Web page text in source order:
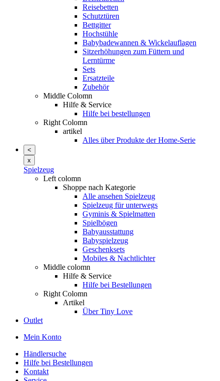
Reisebetten
Schutztüren
Bettgitter
Hochstühle
Babybadewannen & Wickelauflagen
Sitzerhöhungen zum Füttern und
Lerntürme
Sets
Ersatzteile
Zubehör
Middle Colomn
Hilfe & Service
Hilfe bei bestellungen
Right Colomn
artikel
Alles über Produkte der Home-Serie
<
x
Spielzeug
Left colomn
Shoppe nach Kategorie
Alle ansehen Spielzeug
Spielzeug für unterwegs
Gyminis & Spielmatten
Spielbögen
Babyausstattung
Babyspielzeug
Geschenksets
Mobiles & Nachtlichter
Middle colomn
Hilfe & Service
Hilfe bei Bestellungen
Right Colomn
Artikel
Über Tiny Love
Outlet
Mein Konto
Händlersuche
Hilfe bei Bestellungen
Kontakt